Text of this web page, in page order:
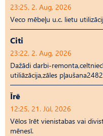
23:25, 2. Aug, 2026
Veco mēbeļu u.c. lietu
Citi
23:22, 2. Aug, 2026
Dažādi darbi-
utiliāzācija,zāles
Īrē
12:25, 21. Jūl, 2026
Vēlos īrēt vienistabas vai
mēnesī.